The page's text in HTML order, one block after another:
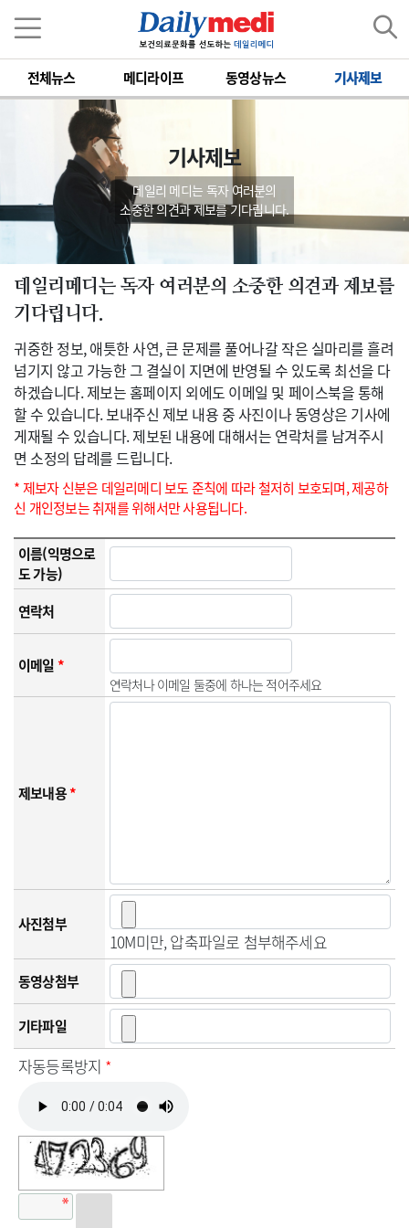
전체뉴스 메디라이프 동영상뉴스 기사제보
기사제보
데일리 메디는 독자 여러분의
소중한 의견과 제보를 기다립니다.
데일리메디는 독자 여러분의 소중한 의견과 제보를
기다립니다.
귀중한 정보, 애틋한 사연, 큰 문제를 풀어나갈 작은 실마리를 흘려
넘기지 않고 가능한 그 결실이 지면에 반영될 수 있도록 최선을 다
하겠습니다. 제보는 홈페이지 외에도 이메일 및 페이스북을 통해
할 수 있습니다. 보내주신 제보 내용 중 사진이나 동영상은 기사에
게재될 수 있습니다. 제보된 내용에 대해서는 연락처를 남겨주시
면 소정의 답례를 드립니다.
* 제보자 신분은 데일리메디 보도 준칙에 따라 철저히 보호되며, 제공하
신 개인정보는 취재를 위해서만 사용됩니다.
이름(익명으로
도 가능)
연락처
이메일*
연락처나 이메일 둘중에 하나는 적어주세요
제보내용*
사진첨부
10M미만, 압축파일로 첨부해주세요
동영상첨부
기타파일
자동등록방지 *